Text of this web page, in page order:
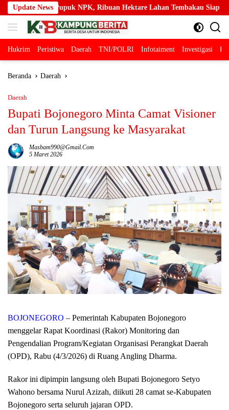
Langsung
ke
konten
Update News
Ribuan Hektare Lahan Tembakau Siap Tingkatkan Produksi
Hukrim Peristiwa Daerah TNI/POLRI Infotaiment Investigasi
Beranda Daerah
Daerah
Bupati Bojonegoro Minta Camat Visioner
dan Turun Langsung ke Masyarakat
Masbam990@gmail.com
5 Maret 2026
BOJONEGORO – Pemerintah Kabupaten Bojonegoro
menggelar Rapat Koordinasi (Rakor) Monitoring dan
Pengendalian Program/Kegiatan Organisasi Perangkat Daerah
(OPD), Rabu (4/3/2026) di Ruang Angling Dharma.
Rakor ini dipimpin langsung oleh Bupati Bojonegoro Setyo
Wahono bersama Nurul Azizah, diikuti 28 camat se-Kabupaten
Bojonegoro serta seluruh jajaran OPD.